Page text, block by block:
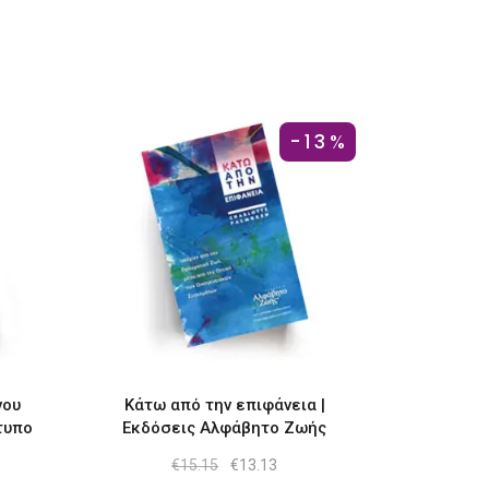
-13%
Κάτω από την επιφάνεια |
Εκδόσεις Αλφάβητο Ζωής
€15.15
Original
€13.13